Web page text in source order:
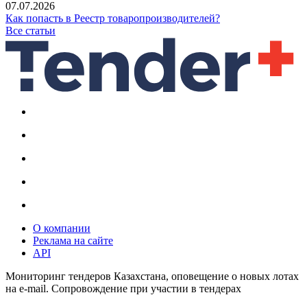
07.07.2026
Как попасть в Реестр товаропроизводителей?
Все статьи
О компании
Реклама на сайте
API
Мониторинг тендеров Казахстана, оповещение о новых лотах
на e-mail. Сопровождение при участии в тендерах